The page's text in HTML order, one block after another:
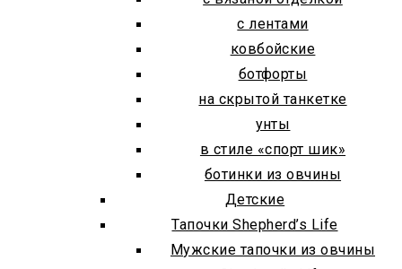
с лентами
ковбойские
ботфорты
на скрытой танкетке
унты
в стиле «спорт шик»
ботинки из овчины
Детские
Тапочки Shepherd’s Life
Мужские тапочки из овчины